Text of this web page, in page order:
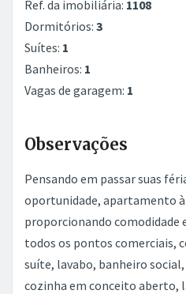
Ref. da imobiliária: 1108
Dormitórios: 3
Suítes: 1
Banheiros: 1
Vagas de garagem: 1
Observações
Pensando em passar suas
oportunidade, apartamento
proporcionando comodidade
todos os pontos comerciais,
suíte, lavabo, banheiro
cozinha em conceito aberto,